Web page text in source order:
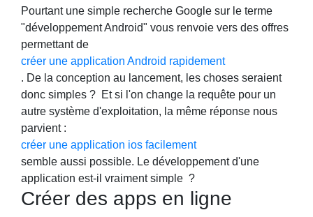
Pourtant une simple recherche Google sur le terme
"développement Android" vous renvoie vers des offres
permettant de
créer une application Android rapidement
. De la conception au lancement, les choses seraient
donc simples ? Et si l'on change la requête pour un
autre système d'exploitation, la même réponse nous
parvient :
créer une application ios facilement
semble aussi possible. Le développement d'une
application est-il vraiment simple ?
Créer des apps en ligne